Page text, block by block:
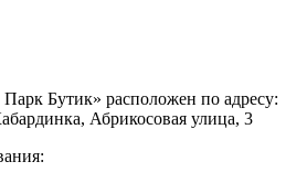
Бутик» расположен по адресу:
Абрикосовая улица, 3